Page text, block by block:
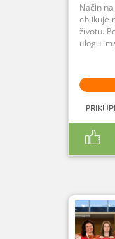
Način
oblikuje
životu.
ulogu